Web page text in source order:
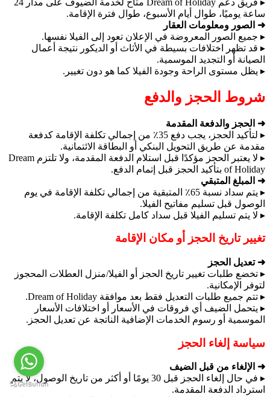
ساعة يوميًا، طوال أيام الأسبوع، طوال فترة الإقامة.
➜ الصور ومعلومات العقار
▸ جميع الصور المعروضة في الإعلان تعود إلى الفيلا نفسها.
▸ قد تظهر اختلافات بسيطة في الأثاث أو الديكور نتيجة أعمال
الصيانة أو التجديد الموسمية.
▸ يظل مستوى الراحة وجودة الفيلا كما هو دون تغيير.
شروط الحجز والدفع
➜ الحجز والدفعة المقدمة
▸ لتأكيد الحجز، يجب دفع 35٪ من إجمالي تكلفة الإقامة كدفعة
مقدمة عن طريق التحويل البنكي أو البطاقة الائتمانية.
▸ لا يعتبر الحجز مؤكدًا قبل استلام الدفعة المقدمة، ولا تلتزم Dream
of Holiday بتأكيد الحجز قبل إتمام الدفع.
➜ المبلغ المتبقي
▸ يتم سداد نسبة 65٪ المتبقية من إجمالي تكلفة الإقامة في يوم
الوصول قبل تسليم مفاتيح الفيلا.
▸ لا يتم تسليم الفيلا قبل سداد كامل تكلفة الإقامة.
تغيير تاريخ الحجز أو مكان الإقامة
➜ تعديل الحجز
▸ تخضع طلبات تغيير تاريخ الحجز أو الفيلا/منزل العطلات المحجوز
لتوفر الإمكانية.
▸ تتم جميع طلبات التعديل فقط بعد موافقة Dream of Holiday.
▸ يتحمل الضيف أي فروقات في الأسعار أو اختلافات الأسعار
الموسمية أو رسوم الخدمات الإضافية الناتجة عن تعديل الحجز.
سياسة إلغاء الحجز
➜ الإلغاء من قبل الضيف
▸ في حال إلغاء الحجز قبل 30 يومًا أو أكثر من تاريخ الوصول، لا يتم
استرداد الدفعة المقدمة.